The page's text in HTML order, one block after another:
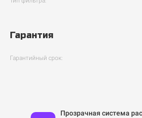
Гарантия
Гарантийный срок:
Прозрачная система